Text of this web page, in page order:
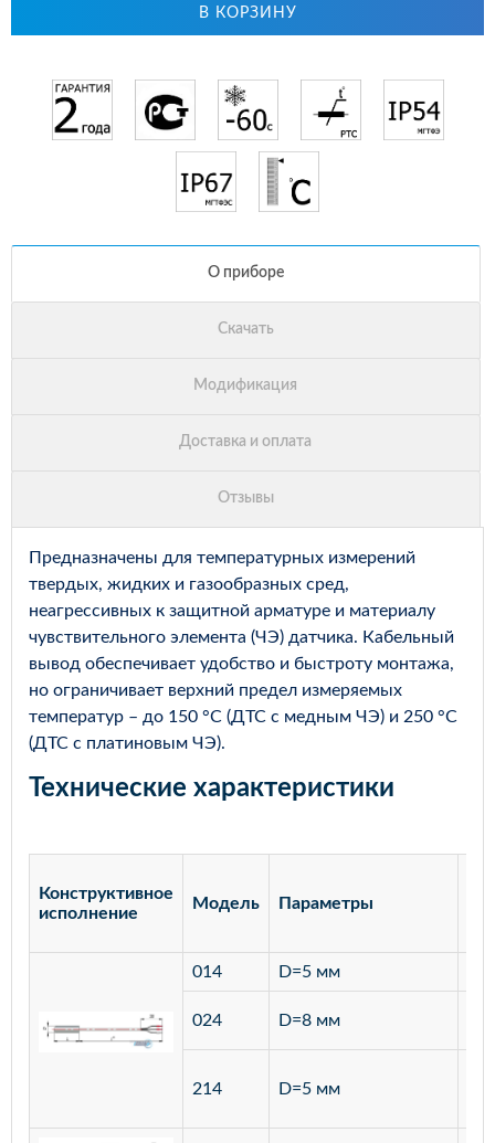
В КОРЗИНУ
Предназначены для температурных измерений
твердых, жидких и газообразных сред,
неагрессивных к защитной арматуре и материалу
чувствительного элемента (ЧЭ) датчика. Кабельный
вывод обеспечивает удобство и быстроту монтажа,
но ограничивает верхний предел измеряемых
температур – до 150 °С (ДТС с медным ЧЭ) и 250 °С
(ДТС с платиновым ЧЭ).
Технические характеристики
Конструктивное
исполнение
Модель Параметры
014 D=5 мм
024 D=8 мм
214 D=5 мм